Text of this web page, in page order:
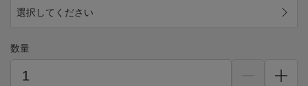
選択してください
数量